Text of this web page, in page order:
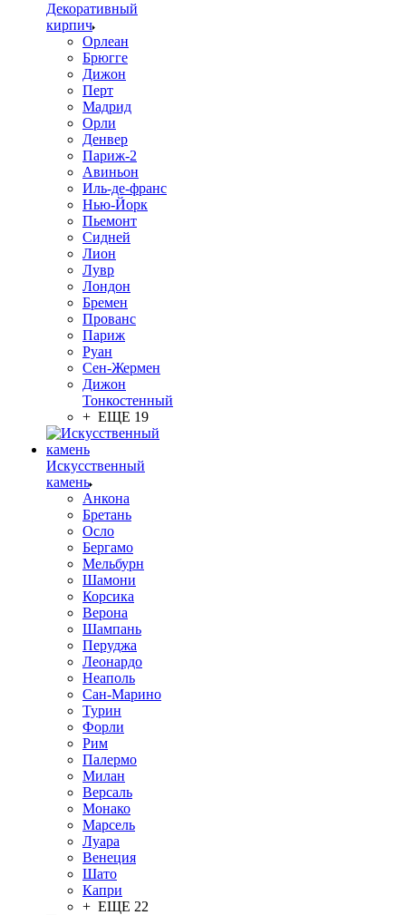
Декоративный
кирпич
Орлеан
Брюгге
Дижон
Перт
Мадрид
Орли
Денвер
Париж-2
Авиньон
Иль-де-франс
Нью-Йорк
Пьемонт
Сидней
Лион
Лувр
Лондон
Бремен
Прованс
Париж
Руан
Сен-Жермен
Дижон
Тонкостенный
+ ЕЩЕ 19
Искусственный
камень
Анкона
Бретань
Осло
Бергамо
Мельбурн
Шамони
Корсика
Верона
Шампань
Перуджа
Леонардо
Неаполь
Сан-Марино
Турин
Форли
Рим
Палермо
Милан
Версаль
Монако
Марсель
Луара
Венеция
Шато
Капри
+ ЕЩЕ 22